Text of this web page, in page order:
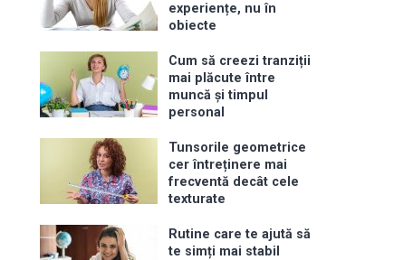
experiențe, nu în
obiecte
Cum să creezi tranziții
mai plăcute între
muncă și timpul
personal
Tunsorile geometrice
cer întreținere mai
frecventă decât cele
texturate
Rutine care te ajută să
te simți mai stabil